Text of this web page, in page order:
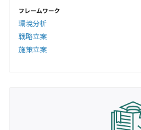
フレームワーク
環境分析
戦略立案
施策立案